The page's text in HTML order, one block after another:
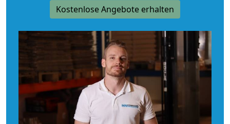
Kostenlose Angebote erhalten